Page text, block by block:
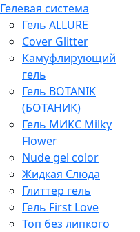
Гелевая система
Гель ALLURE
Cover Glitter
Камуфлирующий
гель
Гель BOTANIK
(БОТАНИК)
Гель МИКС Milky
Flower
Nude gel color
Жидкая Слюда
Глиттер гель
Гель First Love
Топ без липкого